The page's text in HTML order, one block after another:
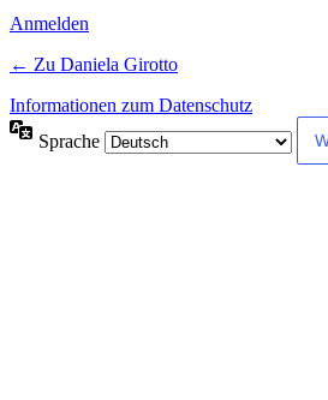
Anmelden
← Zu Daniela Girotto
Informationen zum Datenschutz
Sprache